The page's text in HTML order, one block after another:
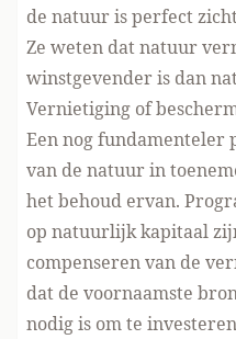
de natuur is perfect
Ze weten dat natuur
winstgevender is dan
Vernietiging of
Een nog fundamenteler
van de natuur in
het behoud ervan.
op natuurlijk kapitaal
compenseren van de
dat de voornaamste
nodig is om te